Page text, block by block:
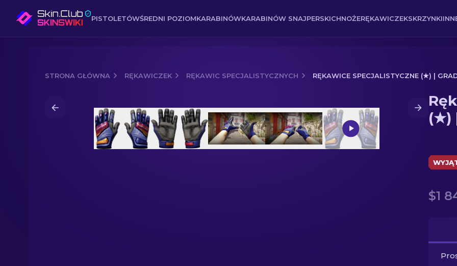
PISTOLETÓWŚREDNI POZIOMKARABINÓWKARABINÓW SNAJPERSKICHNOŻERĘKAWICZEKSKRZYNKI
STRONA GŁÓWNA RĘKAWICZEK RĘKAWIC SPECJALISTYCZNYCH RĘKAWICE SPECJALISTYCZNE (★) |
Media of Rękawice specjalistyczne (★) | Gradient
(★)
$1